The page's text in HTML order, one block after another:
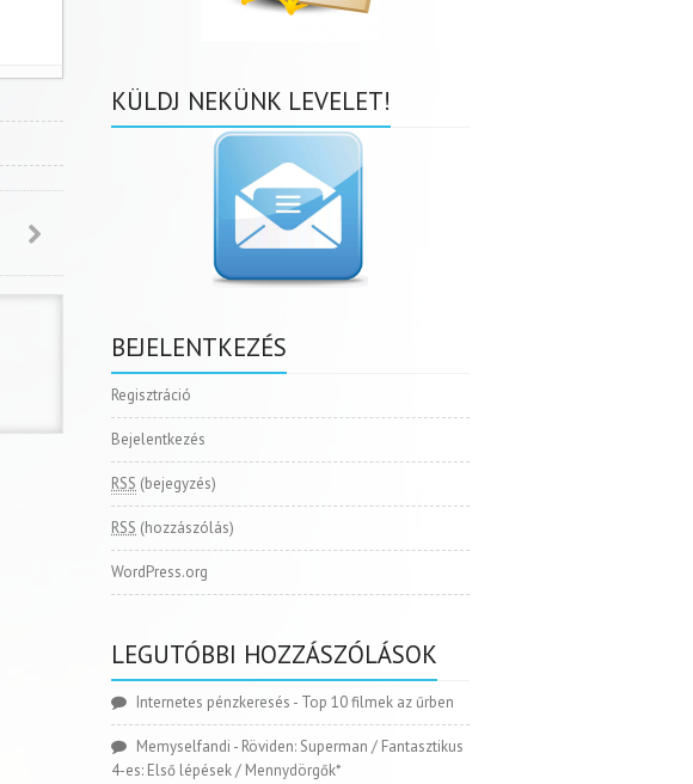
KÜLDJ NEKÜNK LEVELET!
BEJELENTKEZÉS
Regisztráció
Bejelentkezés
RSS (bejegyzés)
RSS (hozzászólás)
WordPress.org
LEGUTÓBBI HOZZÁSZÓLÁSOK
Internetes pénzkeresés - Top 10 filmek az űrben
Memyselfandi - Röviden: Superman / Fantasztikus
4-es: Első lépések / Mennydörgők*